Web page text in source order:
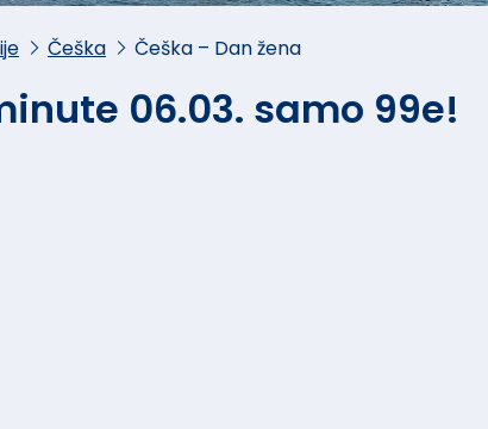
Češka Češka – Dan žena
06.03. samo 99e!